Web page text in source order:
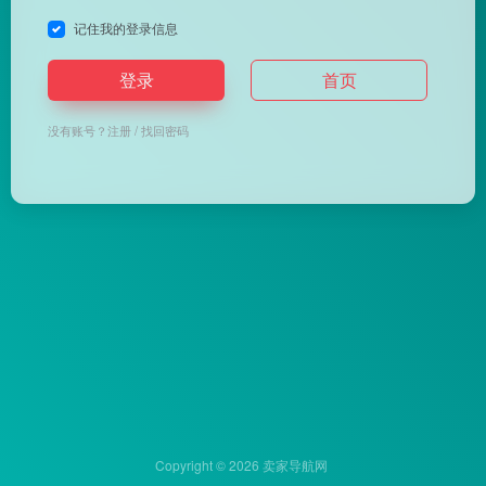
记住我的登录信息
登录 首页
没有账号？注册/找回密码
Copyright © 2026 卖家导航网